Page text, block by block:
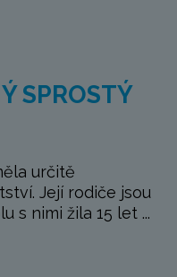
SPROSTÝ
určitě
Její rodiče jsou
s nimi žila 15 let ...